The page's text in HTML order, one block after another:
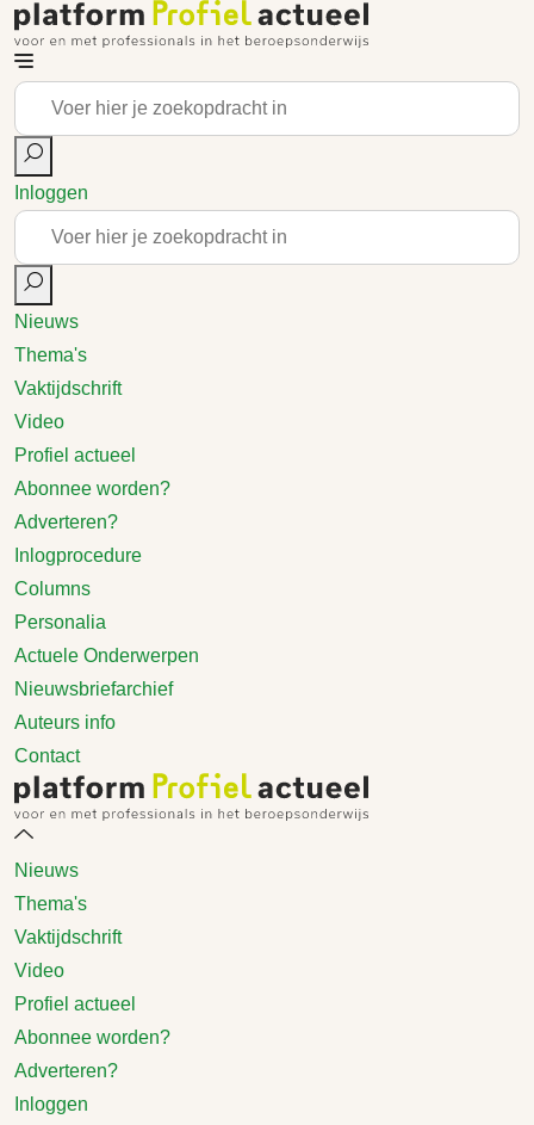
Inloggen
Nieuws
Thema's
Vaktijdschrift
Video
Profiel actueel
Abonnee worden?
Adverteren?
Inlogprocedure
Columns
Personalia
Actuele Onderwerpen
Nieuwsbriefarchief
Auteurs info
Contact
Nieuws
Thema's
Vaktijdschrift
Video
Profiel actueel
Abonnee worden?
Adverteren?
Inloggen